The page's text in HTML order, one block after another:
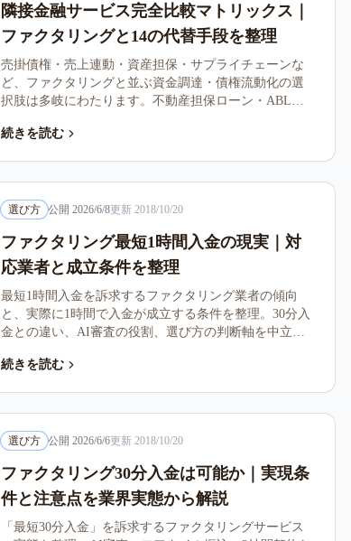
隣接金融サービス完全比較マトリックス｜
ファクタリングと14の代替手段を整理
売掛債権・売上連動・資産担保・サプライチェーンな
ど、ファクタリングと並ぶ資金調達・債権流動化の選
択肢は多岐にわたります。不動産担保ローン・ABL・
プライチェーンファイナンスなど14のサービスを俯瞰
続きを読む
選び方 公開2026/6/8更新2018/10/20
ファクタリング最短1時間入金の現実｜対
応業者と成立条件を整理
最短1時間入金を訴求するファクタリング業者の傾向
と、実際に1時間で入金が成立する条件を整理。30分入
金との違い、AI審査の役割、選び方の判断軸を中立的
続きを読む
選び方 公開2026/6/6更新2018/10/20
ファクタリング30分入金は可能か｜実現条
件と注意点を業界実態から解説
「最短30分入金」を訴求するファクタリングサービス